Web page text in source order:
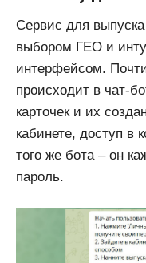
Сервис для
выбором ГЕО и
интерфейсом.
происходит в чат-
карточек и их
кабинете, доступ в
того же бота – он
пароль.